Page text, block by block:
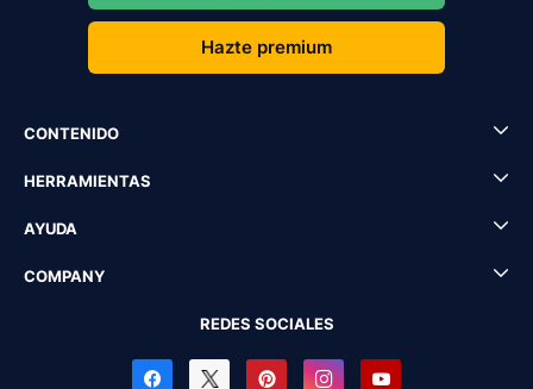
Hazte premium
CONTENIDO
HERRAMIENTAS
AYUDA
COMPANY
REDES SOCIALES